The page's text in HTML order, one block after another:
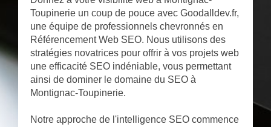
Toupinerie un coup de pouce avec Goodalldev.fr,
une équipe de professionnels chevronnés en
Référencement Web SEO. Nous utilisons des
stratégies novatrices pour offrir à vos projets web
une efficacité SEO indéniable, vous permettant
ainsi de dominer le domaine du SEO à
Montignac-Toupinerie.
Notre approche de l'intelligence SEO commence